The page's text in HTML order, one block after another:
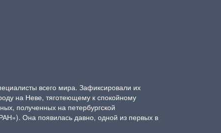
всего мира. Зафиксировали их
на Неве, тяготеющему к спокойному
полученных на петербургской
Она появилась давно, одной из первых в